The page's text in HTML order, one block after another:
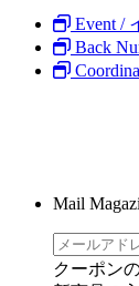
Event /
Back
Mail
クーポン